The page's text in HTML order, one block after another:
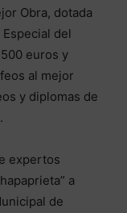
Obra, dotada
del
euros y
al mejor
y diplomas de
expertos
a
de